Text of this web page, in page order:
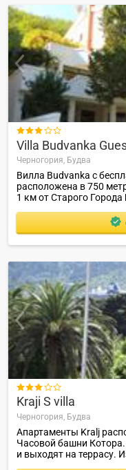

Villa Budvanka
Черногория, Будва
Вилла Budvanka с
расположена в 750
1 км от Старого

Kraji S villa
Черногория, Будва
Апартаменты Kralj
Часовой башни
и выходят на террасу.